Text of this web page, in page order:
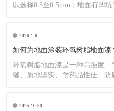
以选择0.3至0.5mm；地面有凹
2026-1-6
如何为地面涂装环氧树脂地面漆
环氧树脂地面漆是一种高强度
缝、质地坚实、耐药品性佳、
2025-10-30